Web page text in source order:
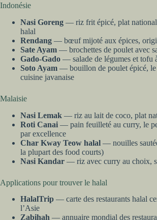
Indonésie
Nasi Goreng — riz frit épicé, plat
halal
Rendang — bœuf mijoté aux épices,
Sate Ayam — brochettes de poulet avec
Gado-Gado — salade de légumes et tofu
Soto Ayam — bouillon de poulet épicé, le
cuisine javanaise
Malaisie
Nasi Lemak — riz au lait de coco, plat
Roti Canai — pain feuilleté au curry, le
par excellence
Char Kway Teow halal — nouilles
la plupart des food courts)
Nasi Kandar — riz avec curry au choix,
Applications pour trouver le halal
HalalTrip — carte des restaurants halal
l’Asie
Zabihah — annuaire mondial des